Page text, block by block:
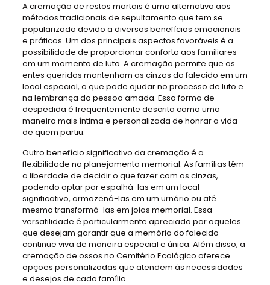
A cremação de restos mortais é uma alternativa aos
métodos tradicionais de sepultamento que tem se
popularizado devido a diversos benefícios emocionais
e práticos. Um dos principais aspectos favoráveis é a
possibilidade de proporcionar conforto aos familiares
em um momento de luto. A cremação permite que os
entes queridos mantenham as cinzas do falecido em um
local especial, o que pode ajudar no processo de luto e
na lembrança da pessoa amada. Essa forma de
despedida é frequentemente descrita como uma
maneira mais íntima e personalizada de honrar a vida
de quem partiu.
Outro benefício significativo da cremação é a
flexibilidade no planejamento memorial. As famílias têm
a liberdade de decidir o que fazer com as cinzas,
podendo optar por espalhá-las em um local
significativo, armazená-las em um urnário ou até
mesmo transformá-las em joias memorial. Essa
versatilidade é particularmente apreciada por aqueles
que desejam garantir que a memória do falecido
continue viva de maneira especial e única. Além disso, a
cremação de ossos no Cemitério Ecológico oferece
opções personalizadas que atendem às necessidades
e desejos de cada família.